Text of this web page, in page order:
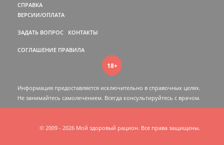
СПРАВКА
ВЕРСИИ/ОПЛАТА
ЗАДАТЬ ВОПРОС КОНТАКТЫ
СОГЛАШЕНИЕ ПРАВИЛА
18+
Информация предоставляется исключительно в справочных целях.
Не занимайтесь самолечением. Всегда консультируйтесь c врачом.
© 2009 - 2026 Мой здоровый рацион. Все права защищены.